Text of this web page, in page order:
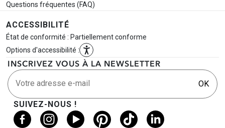
Questions fréquentes (FAQ)
ACCESSIBILITÉ
État de conformité : Partiellement conforme
Options d'accessibilité :
INSCRIVEZ VOUS À LA NEWSLETTER
Votre adresse e-mail OK
SUIVEZ-NOUS !